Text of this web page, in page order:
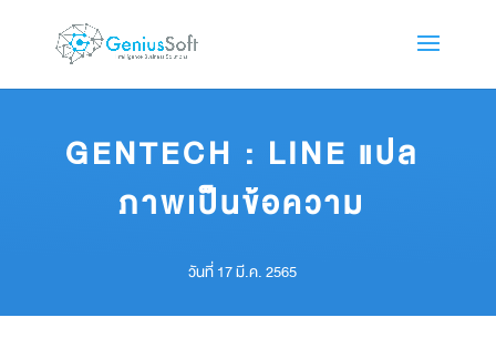
GENTECH : LINE แปล
ภาพเป็นข้อความ
วันที่ 17 มี.ค. 2565